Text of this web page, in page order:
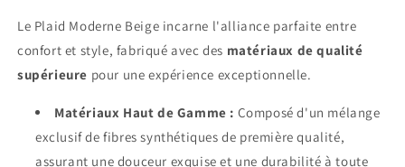
Le Plaid Moderne Beige incarne l'alliance parfaite entre
confort et style, fabriqué avec des matériaux de qualité
supérieure pour une expérience exceptionnelle.
Matériaux Haut de Gamme : Composé d'un mélange
exclusif de fibres synthétiques de première qualité,
assurant une douceur exquise et une durabilité à toute